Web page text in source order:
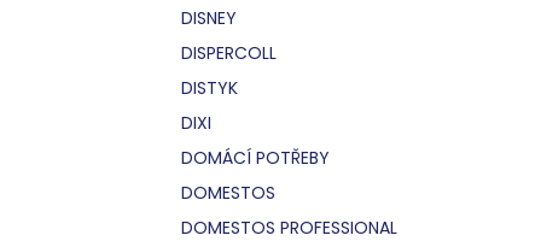
DISNEY
DISPERCOLL
DISTYK
DIXI
DOMÁCÍ POTŘEBY
DOMESTOS
DOMESTOS PROFESSIONAL